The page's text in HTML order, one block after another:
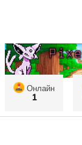
Онлайн
1